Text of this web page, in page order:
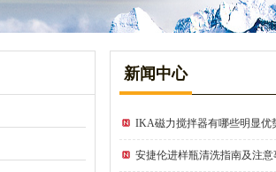
新闻中心
IKA磁力搅拌器有哪些明显优
安捷伦进样瓶清洗指南及注意